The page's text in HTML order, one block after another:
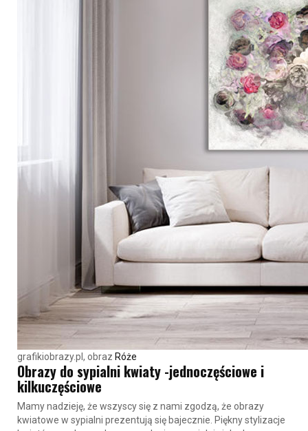
grafikiobrazy.pl, obraz Róże
Obrazy do sypialni kwiaty -jednoczęściowe i
kilkuczęściowe
Mamy nadzieję, że wszyscy się z nami zgodzą, że obrazy
kwiatowe w sypialni prezentują się bajecznie. Piękny stylizacje